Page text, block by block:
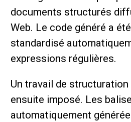
documents structurés
Web. Le code généré a
standardisé
expressions régulières.
Un travail de structuration
ensuite imposé. Les
automatiquement